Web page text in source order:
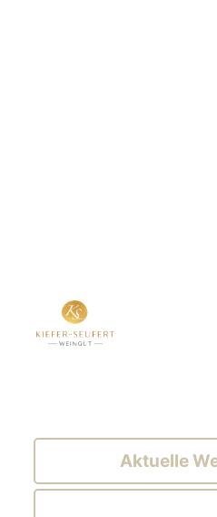
Aktuelle